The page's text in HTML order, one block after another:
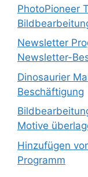
PhotoPioneer
Newsletter
Newsletter-
Dinosaurier
Beschäftigung
Motive
Hinzufügen
Programm